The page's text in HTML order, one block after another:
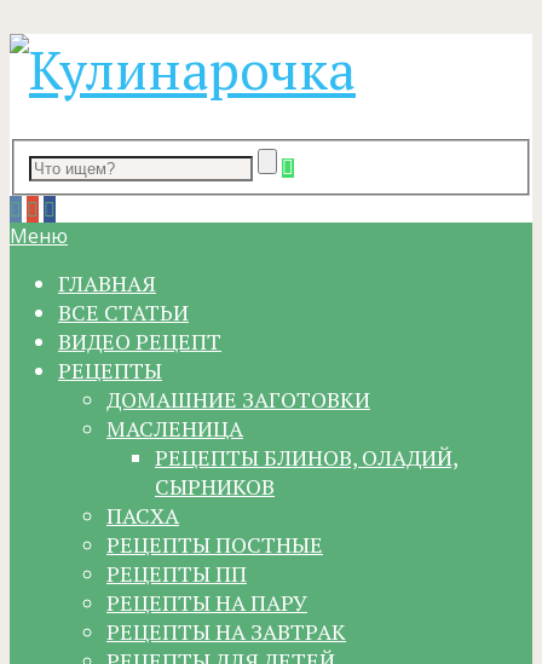
Меню
ГЛАВНАЯ
ВСЕ СТАТЬИ
ВИДЕО РЕЦЕПТ
РЕЦЕПТЫ
ДОМАШНИЕ ЗАГОТОВКИ
МАСЛЕНИЦА
РЕЦЕПТЫ БЛИНОВ, ОЛАДИЙ,
СЫРНИКОВ
ПАСХА
РЕЦЕПТЫ ПОСТНЫЕ
РЕЦЕПТЫ ПП
РЕЦЕПТЫ НА ПАРУ
РЕЦЕПТЫ НА ЗАВТРАК